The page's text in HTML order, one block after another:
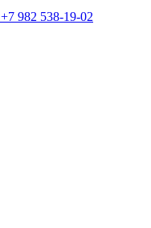
+7 982 538-19-02